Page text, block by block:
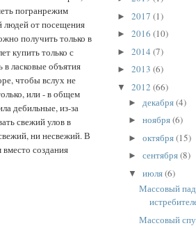
погранрежим
людей от посещения
получить только в
купить только с
ласковые объятия
чтобы вслух не
или - в общем
дебильные, из-за
свежий улов в
ни несвежий. В
создания
► 2017 (1)
► 2016 (10)
► 2014 (7)
► 2013 (6)
▼ 2012 (66)
► декабря(4)
► ноября(6)
► октября(15)
► сентября(8)
▼ июля(6)
Массовый
Массовый